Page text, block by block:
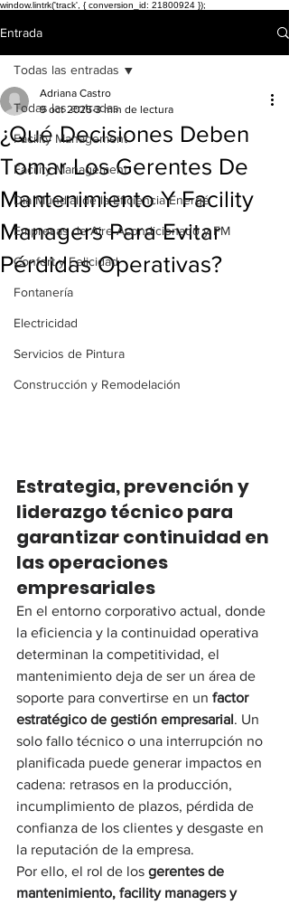
window.lintrk('track', { conversion_id: 21800924 });
Entrada
Todas las entradas
Facility Management
Facility Management
Día Mundial de la Eficiencia Energé
Empresas de Aire Acondicionado y FM
Confort y Felicidad
Fontanería
Electricidad
Servicios de Pintura
Construcción y Remodelación
Todas las entradas
¿Qué Decisiones Deben
Tomar Los Gerentes De
Mantenimiento Y Facility
Managers Para Evitar
Pérdidas Operativas?
Adriana Castro
9 oct 2025 3 min de lectura
Estrategia, prevención y
liderazgo técnico para
garantizar continuidad en
las operaciones
empresariales
En el entorno corporativo actual, donde
la eficiencia y la continuidad operativa
determinan la competitividad, el
mantenimiento deja de ser un área de
soporte para convertirse en un factor
estratégico de gestión empresarial. Un
solo fallo técnico o una interrupción no
planificada puede generar impactos en
cadena: retrasos en la producción,
incumplimiento de plazos, pérdida de
confianza de los clientes y desgaste en
la reputación de la empresa.
Por ello, el rol de los gerentes de
mantenimiento, facility managers y